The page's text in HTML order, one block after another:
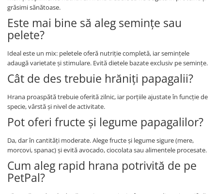
grăsimi sănătoase.
Este mai bine să aleg semințe sau
pelete?
Ideal este un mix: peletele oferă nutriție completă, iar semințele
adaugă varietate și stimulare. Evită dietele bazate exclusiv pe semințe.
Cât de des trebuie hrăniți papagalii?
Hrana proaspătă trebuie oferită zilnic, iar porțiile ajustate în funcție de
specie, vârstă și nivel de activitate.
Pot oferi fructe și legume papagalilor?
Da, dar în cantități moderate. Alege fructe și legume sigure (mere,
morcovi, spanac) și evită avocado, ciocolata sau alimentele procesate.
Cum aleg rapid hrana potrivită de pe
PetPal?